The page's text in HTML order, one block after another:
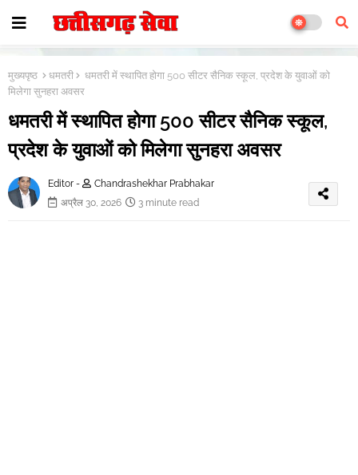
मुख्यपृष्ठ धमतरी
धमतरी में स्थापित होगा 500 सीटर सैनिक स्कूल, प्रदेश के युवाओं को
मिलेगा सुनहरा अवसर
धमतरी में स्थापित होगा 500 सीटर सैनिक स्कूल,
प्रदेश के युवाओं को मिलेगा सुनहरा अवसर
Editor -
Chandrashekhar Prabhakar
अप्रैल 30, 2026
3 minute read